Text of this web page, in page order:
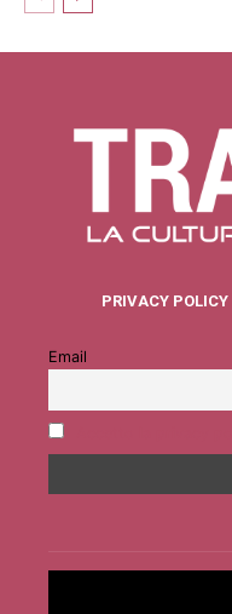
PRIVACY POLICY
Email